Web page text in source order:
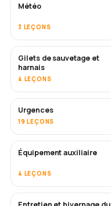
Météo
3 LEÇONS
Gilets de sauvetage et
harnais
4 LEÇONS
Urgences
19 LEÇONS
Équipement auxiliaire
4 LEÇONS